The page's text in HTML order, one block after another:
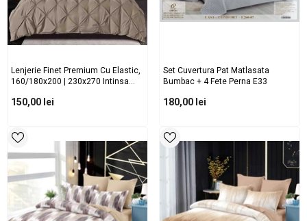
Lenjerie Finet Premium Cu Elastic,
160/180x200 | 230x270 Intinsa
150,00 lei
Set Cuvertura Pat Matlasata
Bumbac + 4 Fete Perna E33
180,00 lei